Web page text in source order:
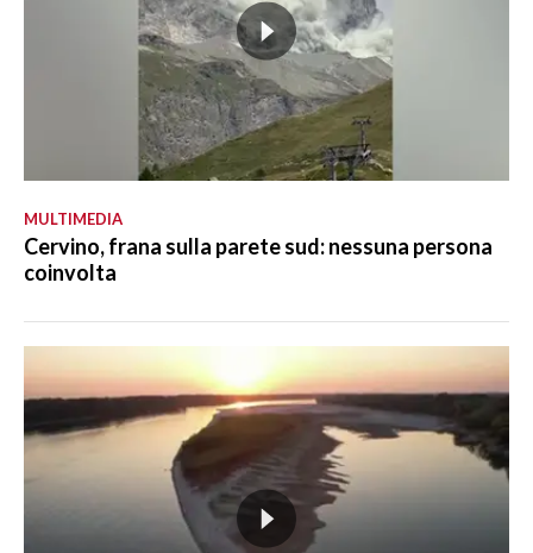
MULTIMEDIA
Cervino, frana sulla parete sud: nessuna persona
coinvolta